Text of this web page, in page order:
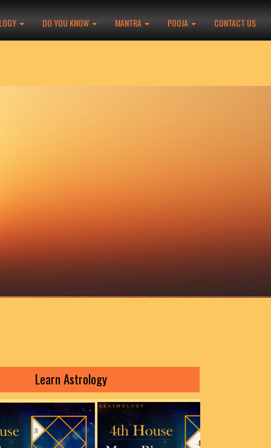
DO YOU KNOW MANTRA POOJA CONTACT US
Astrology